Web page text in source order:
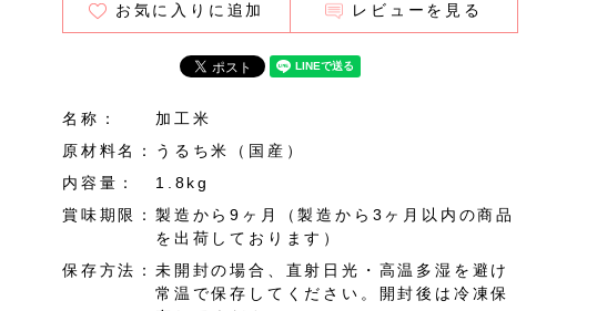
お気に入りに追加 レビューを見る
名称：
加工米
原材料名：
うるち米（国産）
内容量：
1.8kg
賞味期限： 製造から9ヶ月（製造から3ヶ月以内の商品
を出荷しております）
保存方法： 未開封の場合、直射日光・高温多湿を避け
常温で保存してください。開封後は冷凍保